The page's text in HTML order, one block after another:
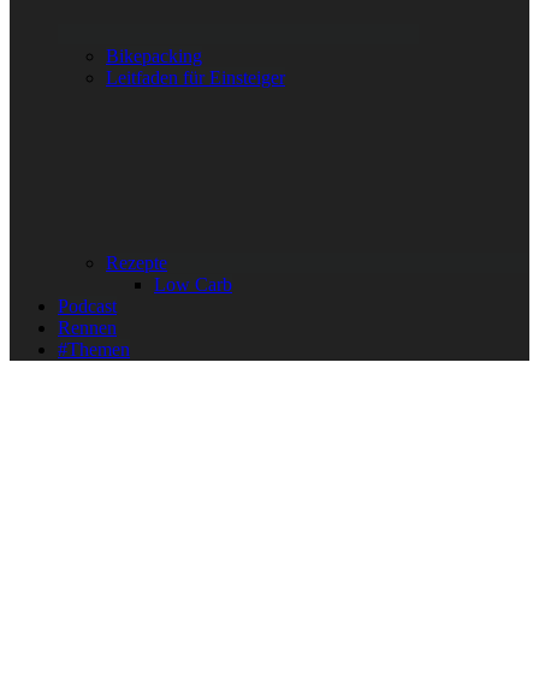
Bikepacking
Leitfaden für Einsteiger
Rezepte
Low Carb
Podcast
Rennen
#Themen